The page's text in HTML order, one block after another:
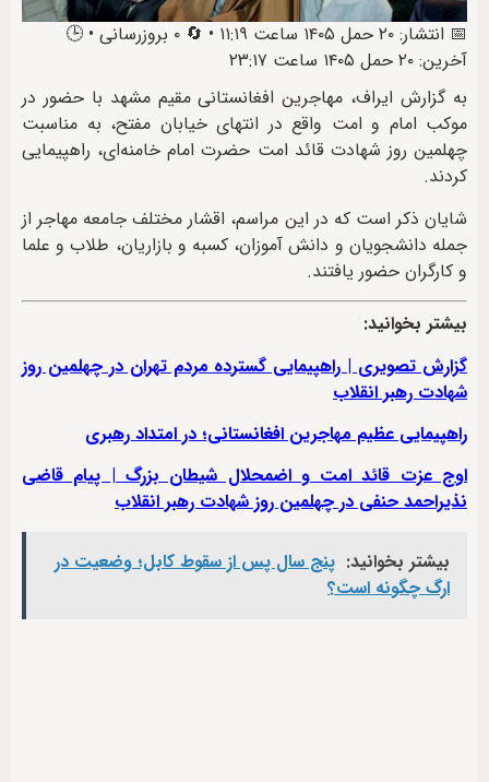
📅 انتشار: ۲۰ حمل ۱۴۰۵ ساعت ۱۱:۱۹ • 🔄 ۰ بروزرسانی • 🕒
آخرین: ۲۰ حمل ۱۴۰۵ ساعت ۲۳:۱۷
به گزارش ایراف، مهاجرین افغانستانی مقیم مشهد با حضور در
موکب امام و امت واقع در انتهای خیابان مفتح، به مناسبت
چهلمین روز شهادت قائد امت حضرت امام خامنه‌ای، راهپیمایی
کردند.
شایان ذکر است که در این مراسم، اقشار مختلف جامعه مهاجر از
جمله دانشجویان و دانش آموزان، کسبه و بازاریان، طلاب و علما
و کارگران حضور یافتند.
بیشتر بخوانید:
گزارش تصویری | راهپیمایی گسترده مردم تهران در چهلمین روز
شهادت رهبر انقلاب
راهپیمایی عظیم مهاجرین افغانستانی؛ در امتداد رهبری
اوج عزت قائد امت و اضمحلال شیطان بزرگ | پيام قاضی
نذیراحمد حنفی در چهلمین روز شهادت رهبر انقلاب
بیشتر بخوانید: پنج سال پس از سقوط کابل؛ وضعیت در
ارگ چگونه است؟